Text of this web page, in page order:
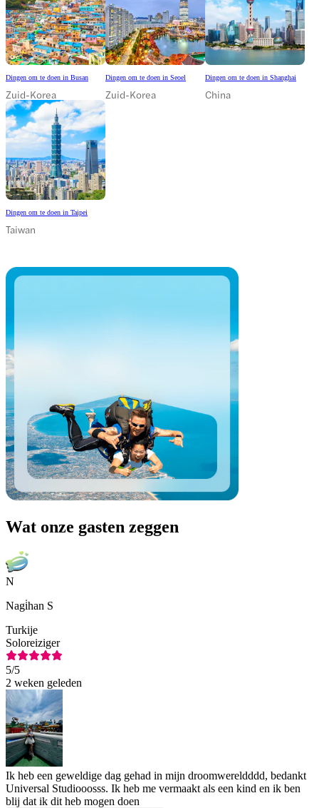
Dingen om te doen in Busan
Zuid-Korea
Dingen om te doen in Seoel
Zuid-Korea
Dingen om te doen in Shanghai
China
Dingen om te doen in Taipei
Taiwan
Wat onze gasten zeggen
N
Nagi̇han S
Turkije
Soloreiziger
5/5
2 weken geleden
Ik heb een geweldige dag gehad in mijn droomwereldddd, bedankt
Universal Studiooosss. Ik heb me vermaakt als een kind en ik ben
blij dat ik dit heb mogen doen